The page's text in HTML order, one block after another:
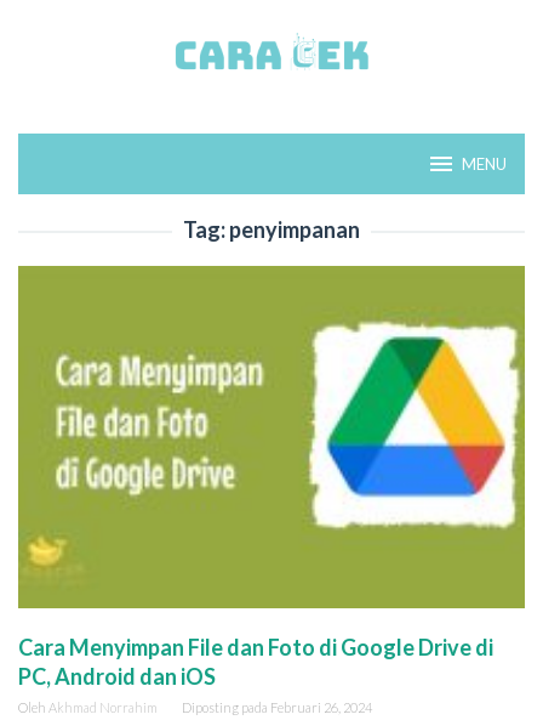
MENU
Tag:penyimpanan
Cara Menyimpan File dan Foto di Google Drive di
PC, Android dan iOS
Oleh Akhmad Norrahim Diposting pada Februari 26, 2024